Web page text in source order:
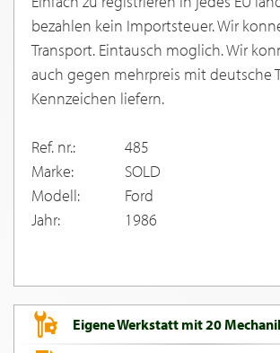
bezahlen kein Importsteuer. Wir
Transport. Eintausch moglich. Wir
auch gegen mehrpreis mit deutsche
Kennzeichen liefern.
Ref. nr.:
485
Marke:
SOLD
Modell:
Ford
Jahr:
1986
Eigene Werkstatt mit 20